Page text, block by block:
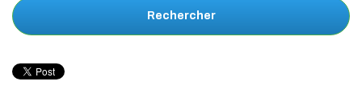
Rechercher